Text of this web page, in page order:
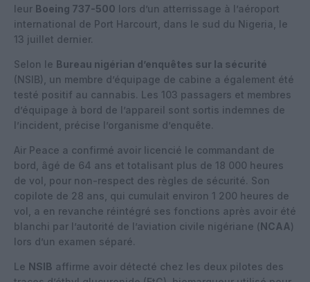
leur Boeing 737-500 lors d’un atterrissage à l’aéroport
international de Port Harcourt, dans le sud du Nigeria, le
13 juillet dernier.
Selon le Bureau nigérian d’enquêtes sur la sécurité
(NSIB), un membre d’équipage de cabine a également été
testé positif au cannabis. Les 103 passagers et membres
d’équipage à bord de l’appareil sont sortis indemnes de
l’incident, précise l’organisme d’enquête.
Air Peace a confirmé avoir licencié le commandant de
bord, âgé de 64 ans et totalisant plus de 18 000 heures
de vol, pour non-respect des règles de sécurité. Son
copilote de 28 ans, qui cumulait environ 1 200 heures de
vol, a en revanche réintégré ses fonctions après avoir été
blanchi par l’autorité de l’aviation civile nigériane (NCAA)
lors d’un examen séparé.
Le NSIB affirme avoir détecté chez les deux pilotes des